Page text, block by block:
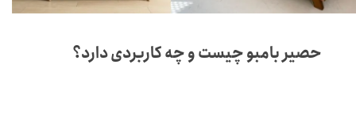
حصیر بامبو چیست و چه کاربردی دارد؟